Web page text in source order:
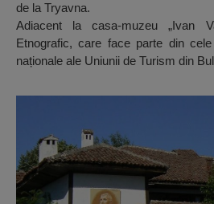
de la Tryavna.
Adiacent la casa-muzeu „Ivan
Etnografic, care face parte din
naționale ale Uniunii de Turism din